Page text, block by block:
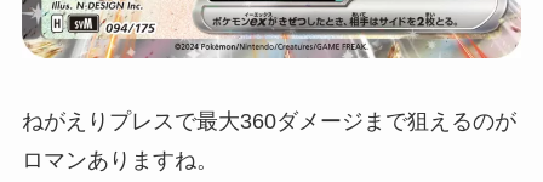
ねがえりプレスで最大360ダメージまで狙えるのが
ロマンありますね。